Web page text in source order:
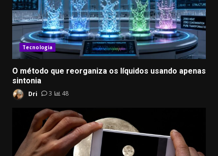
Tecnologia
​O método que reorganiza os líquidos usando apenas
sintonia
Dri 3 48